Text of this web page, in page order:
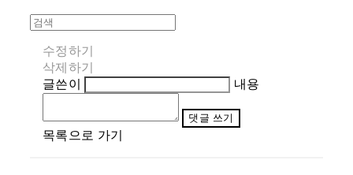
수정하기
삭제하기
글쓴이
내용
댓글 쓰기
목록으로 가기